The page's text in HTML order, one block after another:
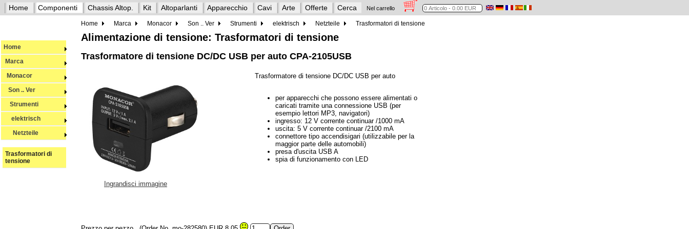
Home Componenti Chassis Altop. Kit Altoparlanti Apparecchio Cavi Arte Offerte Cerca Nel carrello
Home Marca Monacor Son .. Ver Strumenti elektrisch Netzteile Trasformatori di tensione
Home
Marca
Monacor
Son .. Ver
Strumenti
elektrisch
Netzteile
Trasformatori di
tensione
Alimentazione di tensione: Trasformatori di tensione
Trasformatore di tensione DC/DC USB per auto CPA-2105USB
Ingrandisci immagine
Trasformatore di tensione DC/DC USB per auto
per apparecchi che possono essere alimentati o
caricati tramite una connessione USB (per
esempio lettori MP3, navigatori)
ingresso: 12 V corrente continuar /1000 mA
uscita: 5 V corrente continuar /2100 mA
connettore tipo accendisigari (utilizzabile per la
maggior parte delle automobili)
presa d'uscita USB A
spia di funzionamento con LED